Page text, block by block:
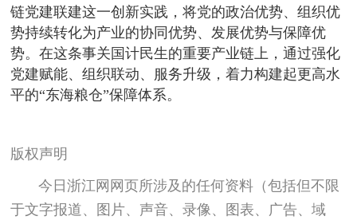
链党建联建这一创新实践，将党的政治优势、组织优
势持续转化为产业的协同优势、发展优势与保障优
势。在这条事关国计民生的重要产业链上，通过强化
党建赋能、组织联动、服务升级，着力构建起更高水
平的“东海粮仓”保障体系。
版权声明
今日浙江网网页所涉及的任何资料（包括但不限
于文字报道、图片、声音、录像、图表、广告、域